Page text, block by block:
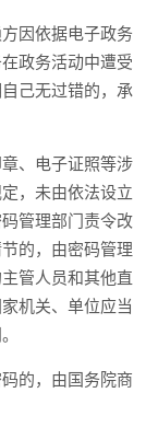
因依据电子政务
政务活动中遭受
己无过错的，承
、电子证照等涉
，未由依法设立
管理部门责令改
的，由密码管理
管人员和其他直
机关、单位应当
的，由国务院商